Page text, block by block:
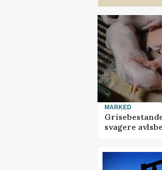
MARKED
svagere